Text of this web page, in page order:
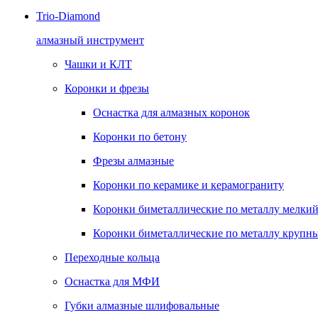
Trio-Diamond
алмазный инструмент
Чашки и КЛТ
Коронки и фрезы
Оснастка для алмазных коронок
Коронки по бетону
Фрезы алмазные
Коронки по керамике и керамограниту
Коронки биметаллические по металлу
Коронки биметаллические по металлу
Переходные кольца
Оснастка для МФИ
Губки алмазные шлифовальные